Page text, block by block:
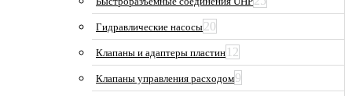
Гидравлические насосы20
Клапаны и адаптеры пластин 12
Клапаны управления расходом9